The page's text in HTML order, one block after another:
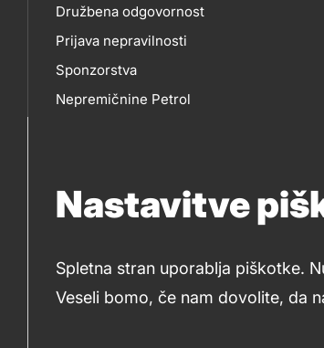
Nastavitve
Spletna stran uporablja piškotke.
Veseli bomo, če nam dovolite, da
Družbena odgovornost
Prijava nepravilnosti
Sponzorstva
Nepremičnine Petrol